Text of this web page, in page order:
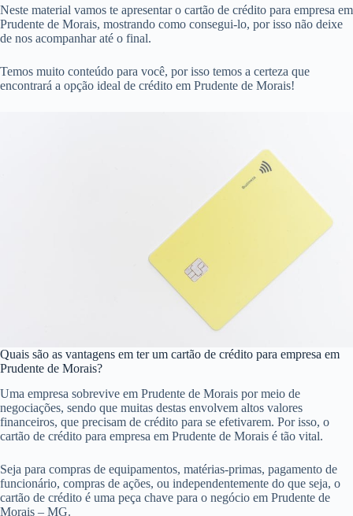
Neste material vamos te apresentar o cartão de crédito para empresa em
Prudente de Morais, mostrando como consegui-lo, por isso não deixe
de nos acompanhar até o final.
Temos muito conteúdo para você, por isso temos a certeza que
encontrará a opção ideal de crédito em Prudente de Morais!
Quais são as vantagens em ter um cartão de crédito para empresa em
Prudente de Morais?
Uma empresa sobrevive em Prudente de Morais por meio de
negociações, sendo que muitas destas envolvem altos valores
financeiros, que precisam de crédito para se efetivarem. Por isso, o
cartão de crédito para empresa em Prudente de Morais é tão vital.
Seja para compras de equipamentos, matérias-primas, pagamento de
funcionário, compras de ações, ou independentemente do que seja, o
cartão de crédito é uma peça chave para o negócio em Prudente de
Morais – MG.